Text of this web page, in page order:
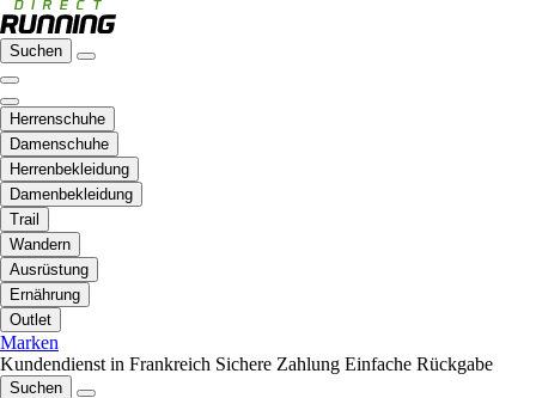
Suchen
Herrenschuhe
Damenschuhe
Herrenbekleidung
Damenbekleidung
Trail
Wandern
Ausrüstung
Ernährung
Outlet
Marken
Kundendienst in Frankreich Sichere Zahlung Einfache Rückgabe
Suchen